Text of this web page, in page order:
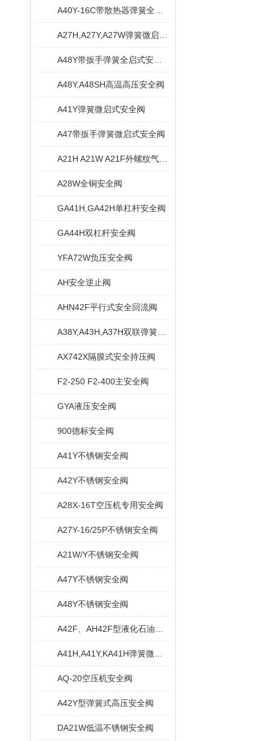
A48Y,A48SH高温高压安全阀
A41Y弹簧微启式安全阀
A47带扳手弹簧微启式安全阀
A28W全铜安全阀
GA41H,GA42H单杠杆安全阀
GA44H双杠杆安全阀
YFA72W负压安全阀
AH安全逆止阀
AHN42F平行式安全回流阀
AX742X隔膜式安全持压阀
F2-250 F2-400主安全阀
GYA液压安全阀
900德标安全阀
A41Y不锈钢安全阀
A42Y不锈钢安全阀
A28X-16T空压机专用安全阀
A27Y-16/25P不锈钢安全阀
A21W/Y不锈钢安全阀
A47Y不锈钢安全阀
A48Y不锈钢安全阀
AQ-20空压机安全阀
A42Y型弹簧式高压安全阀
DA21W低温不锈钢安全阀